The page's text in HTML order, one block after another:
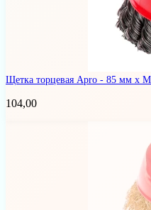
Щетка торцевая Apro - 85 мм x
104,00